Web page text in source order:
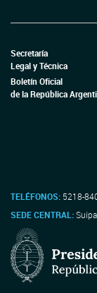
Secretaría
Legal y Técnica
Boletín Oficial
de la República
TELÉFONOS: 5218-
SEDE CENTRAL: